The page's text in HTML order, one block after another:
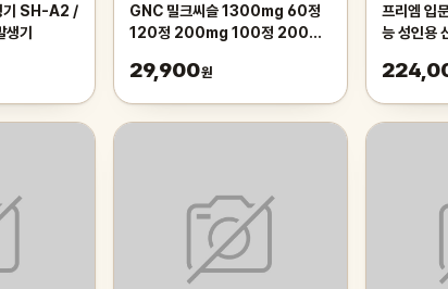
기 SH-A2 /
기
GNC 밀크씨슬 1300mg 60정
120정 200mg 100정 200정
29,900원
프리엠 입
능 성인용
175cm,